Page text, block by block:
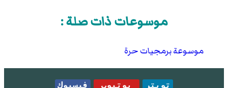
موسوعات ذات صلة :
موسوعة برمجيات حرة
تويتر يوتيوب
فيسبوك